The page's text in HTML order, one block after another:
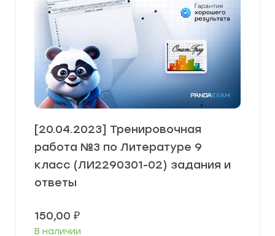
[20.04.2023] Тренировочная
работа №3 по Литературе 9
класс (ЛИ2290301-02) задания и
ответы
150,00 ₽
В наличии